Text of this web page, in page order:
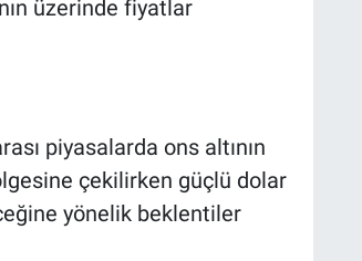
üzerinde fiyatlar
piyasalarda ons altının
çekilirken güçlü dolar
yönelik beklentiler